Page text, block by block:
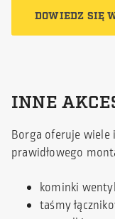
DOWIEDZ SIĘ
INNE
Borga oferuje wiele
prawidłowego
kominki
taśmy